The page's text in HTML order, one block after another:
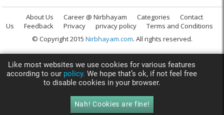
About Us Career @ Nirbhayam Categories
Contact
Us
Feedback Privacy privacy policy
Terms and Conditions
© Copyright 2015 Nirbhayam.com. All rights reserved.
Like most websites we use cookies for various features
according to our policy. We hope that’s ok, if not feel free
to disable cookies in your browser.
Nah! Cookies are fine!